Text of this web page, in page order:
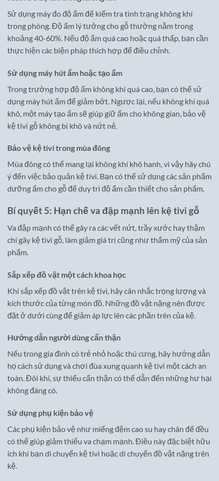
Sử dụng máy đo độ ẩm để kiểm tra tình trạng không khí
trong phòng. Độ ẩm lý tưởng cho gỗ thường nằm trong
khoảng 40-60%. Nếu độ ẩm quá cao hoặc quá thấp, bạn cần
thực hiện các biện pháp thích hợp để điều chỉnh.
Sử dụng máy hút ẩm hoặc tạo ẩm
Trong trường hợp độ ẩm không khí quá cao, bạn có thể sử
dụng máy hút ẩm để giảm bớt. Ngược lại, nếu không khí quá
khô, một máy tạo ẩm sẽ giúp giữ ẩm cho không gian, bảo vệ
kệ tivi gỗ không bị khô và nứt nẻ.
Bảo vệ kệ tivi trong mùa đông
Mùa đông có thể mang lại không khí khô hanh, vì vậy hãy chú
ý đến việc bảo quản kệ tivi. Bạn có thể sử dụng các sản phẩm
dưỡng ẩm cho gỗ để duy trì độ ẩm cần thiết cho sản phẩm.
Bí quyết 5: Hạn chế va đập mạnh lên kệ tivi gỗ
Va đập mạnh có thể gây ra các vết nứt, trầy xước hay thậm
chí gãy kệ tivi gỗ, làm giảm giá trị cũng như thẩm mỹ của sản
phẩm.
Sắp xếp đồ vật một cách khoa học
Khi sắp xếp đồ vật trên kệ tivi, hãy cân nhắc trọng lượng và
kích thước của từng món đồ. Những đồ vật nặng nên được
đặt ở dưới cùng để giảm áp lực lên các phần trên của kệ.
Hướng dẫn người dùng cẩn thận
Nếu trong gia đình có trẻ nhỏ hoặc thú cưng, hãy hướng dẫn
họ cách sử dụng và chơi đùa xung quanh kệ tivi một cách an
toàn. Đôi khi, sự thiếu cẩn thận có thể dẫn đến những hư hại
không đáng có.
Sử dụng phụ kiện bảo vệ
Các phụ kiện bảo vệ như miếng đệm cao su hay chân đế đều
có thể giúp giảm thiểu va chạm mạnh. Điều này đặc biệt hữu
ích khi bạn di chuyển kệ tivi hoặc di chuyển đồ vật nặng trên
kệ.